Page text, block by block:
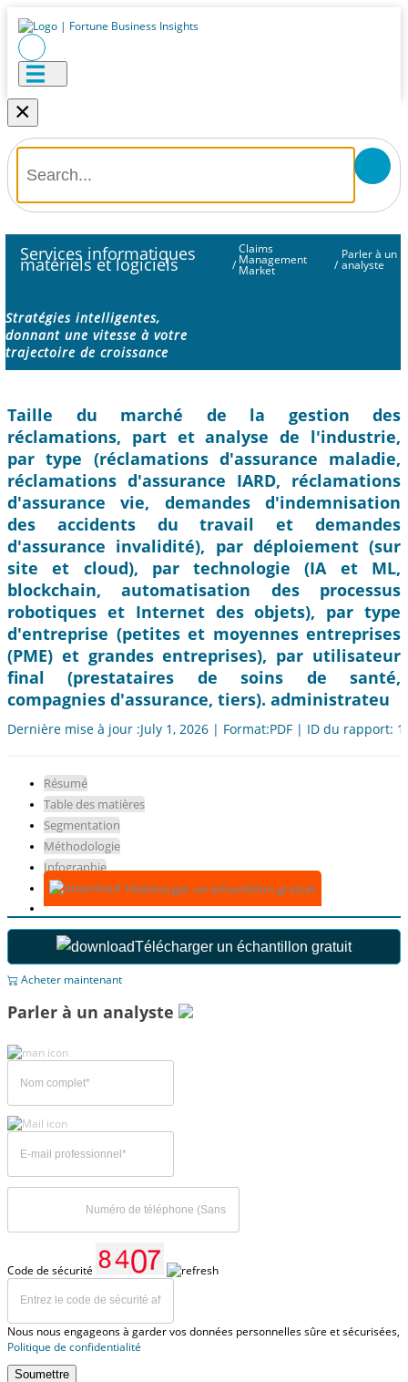
×
Services informatiques
matériels et logiciels /
Claims
Management
Market /
Parler à un
analyste
Stratégies intelligentes,
donnant une vitesse à votre
trajectoire de croissance
Taille du marché de la gestion des
réclamations, part et analyse de l'industrie,
par type (réclamations d'assurance maladie,
réclamations d'assurance IARD, réclamations
d'assurance vie, demandes d'indemnisation
des accidents du travail et demandes
d'assurance invalidité), par déploiement (sur
site et cloud), par technologie (IA et ML,
blockchain, automatisation des processus
robotiques et Internet des objets), par type
d'entreprise (petites et moyennes entreprises
(PME) et grandes entreprises), par utilisateur
final (prestataires de soins de santé,
compagnies d'assurance, tiers). administrateu
Dernière mise à jour :July 1, 2026 | Format:PDF | ID du rapport:
Résumé
Table des matières
Segmentation
Méthodologie
Infographie
Télécharger un échantillon gratuit
Télécharger un échantillon gratuit
Acheter maintenant
Parler à un analyste
Code de sécurité
Nous nous engageons à garder vos données personnelles sûre et sécurisées,
Politique de confidentialité
Soumettre